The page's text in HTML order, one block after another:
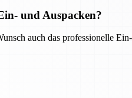
und Auspacken?
auch das professionelle